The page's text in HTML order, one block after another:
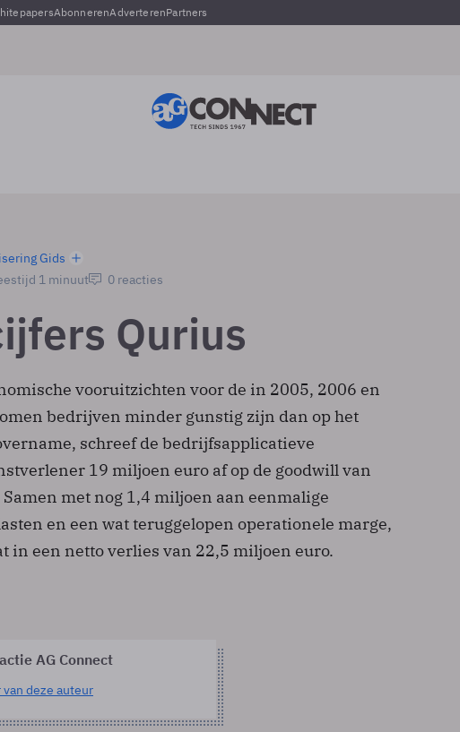
AbonnerenAdverterenPartners
Gids
1 minuut 0 reacties
Qurius
vooruitzichten voor de in 2005, 2006 en
bedrijven minder gunstig zijn dan op het
schreef de bedrijfsapplicatieve
19 miljoen euro af op de goodwill van
met nog 1,4 miljoen aan eenmalige
en een wat teruggelopen operationele marge,
in een netto verlies van 22,5 miljoen euro.
AG Connect
van deze auteur